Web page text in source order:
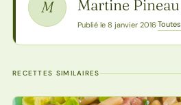
M Martine Pineau
Publié le 8 janvier 2016·
RECETTES SIMILAIRES